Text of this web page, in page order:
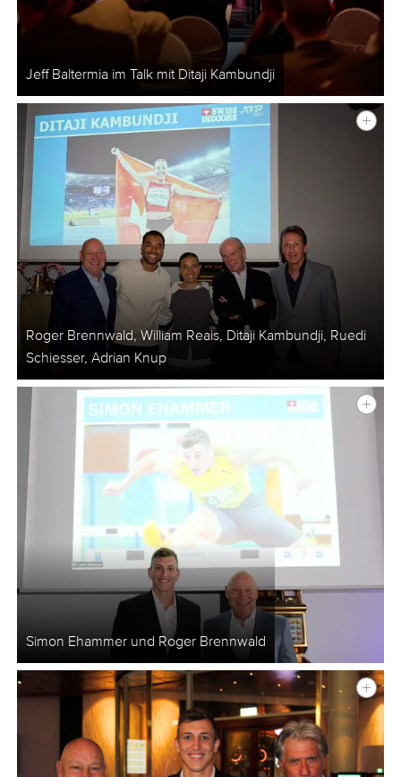
Jeff Baltermia im Talk mit Ditaji Kambundji
Roger Brennwald, William Reais, Ditaji Kambundji, Ruedi
Schiesser, Adrian Knup
Simon Ehammer und Roger Brennwald